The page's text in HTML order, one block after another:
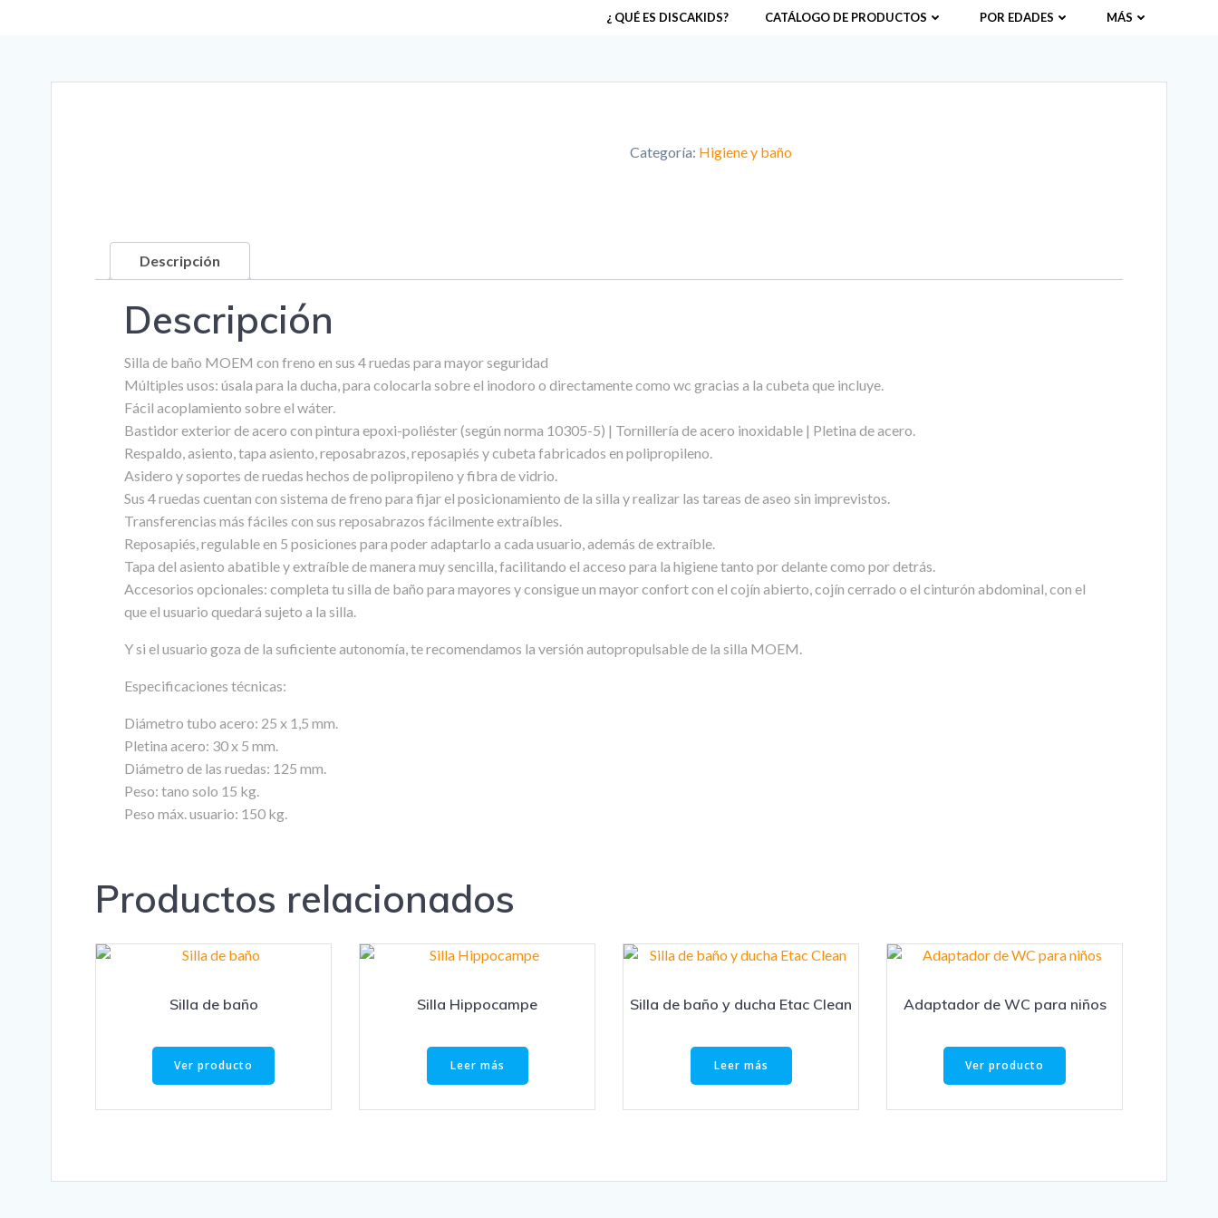
¿ QUÉ ES DISCAKIDS? CATÁLOGO DE PRODUCTOS POR EDADES MÁS
Categoría: Higiene y baño
Descripción
Descripción
Silla de baño MOEM con freno en sus 4 ruedas para mayor seguridad
Múltiples usos: úsala para la ducha, para colocarla sobre el inodoro o directamente como wc gracias a la cubeta que incluye.
Fácil acoplamiento sobre el wáter.
Bastidor exterior de acero con pintura epoxi-poliéster (según norma 10305-5) | Tornillería de acero inoxidable | Pletina de acero.
Respaldo, asiento, tapa asiento, reposabrazos, reposapiés y cubeta fabricados en polipropileno.
Asidero y soportes de ruedas hechos de polipropileno y fibra de vidrio.
Sus 4 ruedas cuentan con sistema de freno para fijar el posicionamiento de la silla y realizar las tareas de aseo sin imprevistos.
Transferencias más fáciles con sus reposabrazos fácilmente extraíbles.
Reposapiés, regulable en 5 posiciones para poder adaptarlo a cada usuario, además de extraíble.
Tapa del asiento abatible y extraíble de manera muy sencilla, facilitando el acceso para la higiene tanto por delante como por detrás.
Accesorios opcionales: completa tu silla de baño para mayores y consigue un mayor confort con el cojín abierto, cojín cerrado o el cinturón abdominal, con el
que el usuario quedará sujeto a la silla.
Y si el usuario goza de la suficiente autonomía, te recomendamos la versión autopropulsable de la silla MOEM.
Especificaciones técnicas:
Diámetro tubo acero: 25 x 1,5 mm.
Pletina acero: 30 x 5 mm.
Diámetro de las ruedas: 125 mm.
Peso: tano solo 15 kg.
Peso máx. usuario: 150 kg.
Productos relacionados
Silla de baño
Ver producto
Silla Hippocampe
Leer más
Silla de baño y ducha Etac Clean
Leer más
Adaptador de WC para niños
Ver producto